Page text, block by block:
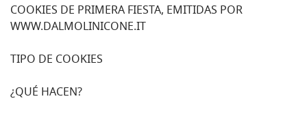
COOKIES DE PRIMERA FIESTA, EMITIDAS POR
WWW.DALMOLINICONE.IT
TIPO DE COOKIES
¿QUÉ HACEN?